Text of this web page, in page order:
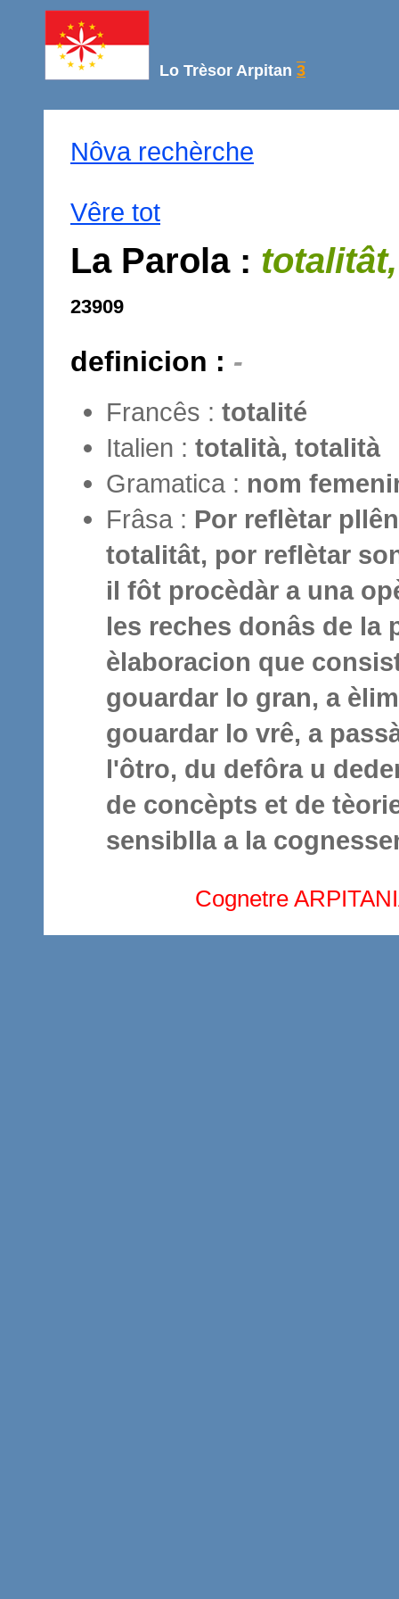
Lo Trèsor Arpitan 3
Nôva rechèrche
Vêre tot
La Parola :
23909
definicion : -
Francês : totalité
Italien : totalità, totalità
Gramatica : nom
Frâsa : Por reflètar
totalitât, por reflètar
il fôt procèdàr a una
les reches donâs de la
èlaboracion que
gouardar lo gran, a
gouardar lo vrê, a
l'ôtro, du defôra u
de concèpts et de
sensiblla a la
Cognetre